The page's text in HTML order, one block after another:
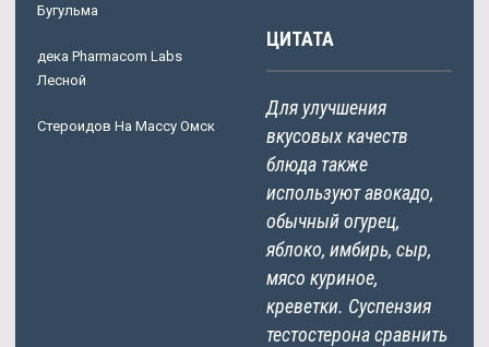
Бугульма
дека Pharmacom Labs
Лесной
Стероидов На Массу Омск
ЦИТАТА
Для улучшения
вкусовых качеств
блюда также
используют авокадо,
обычный огурец,
яблоко, имбирь, сыр,
мясо куриное,
креветки. Суспензия
тестостерона сравнить